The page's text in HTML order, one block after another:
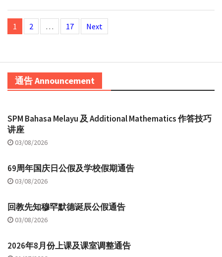
Posts
navigation
1 2 … 17 Next
通告 Announcement
SPM Bahasa Melayu 及 Additional Mathematics 作答技巧
讲座
03/08/2026
69周年国庆日公假及学校假期通告
03/08/2026
回教先知穆罕默德诞辰公假通告
03/08/2026
2026年8月份上课及课室调整通告